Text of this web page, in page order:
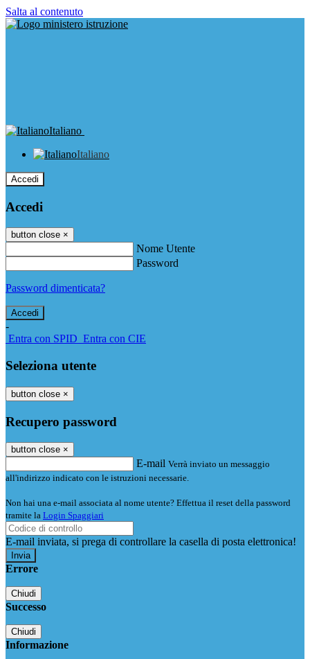
Salta al contenuto
Italiano
Italiano
Accedi
Accedi
button close ×
Nome Utente
Password
Password dimenticata?
-
Entra con SPID Entra con CIE
Seleziona utente
button close ×
Recupero password
button close ×
E-mail Verrà inviato un messaggio
all'indirizzo indicato con le istruzioni necessarie.
Non hai una e-mail associata al nome utente? Effettua il reset della password
tramite la Login Spaggiari
E-mail inviata, si prega di controllare la casella di posta elettronica!
Errore
Chiudi
Successo
Chiudi
Informazione